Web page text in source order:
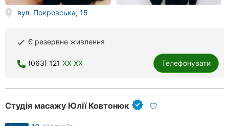
вул. Покровська, 15
done Є резервне живлення
(063) 121 XX XX Телефонувати
Студія масажу Юлії Ковтонюк